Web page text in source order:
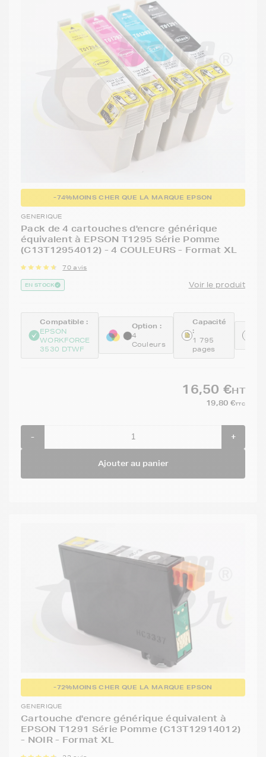
-74%MOINS CHER QUE LA MARQUE EPSON
GENERIQUE
Pack de 4 cartouches d'encre générique
équivalent à EPSON T1295 Série Pomme
(C13T12954012) - 4 COULEURS - Format XL
70 avis
EN STOCK Voir le produit
Compatible :
EPSON
WORKFORCE
3530 DTWF
Option :
4
Couleurs
Capacité
:
1 795
pages
16,50 €HT
19,80 €TTC
- +
Ajouter au panier
-72%MOINS CHER QUE LA MARQUE EPSON
GENERIQUE
Cartouche d'encre générique équivalent à
EPSON T1291 Série Pomme (C13T12914012)
- NOIR - Format XL